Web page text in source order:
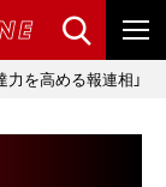
を高める報連相」